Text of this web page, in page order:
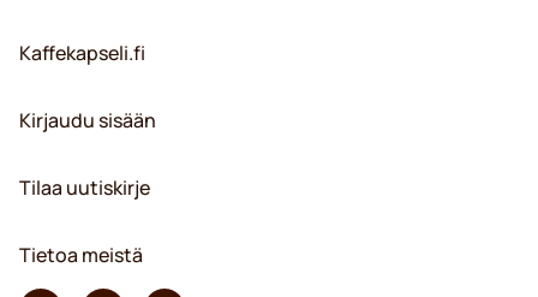
Kaffekapseli.fi
Kirjaudu sisään
Tilaa uutiskirje
Tietoa meistä